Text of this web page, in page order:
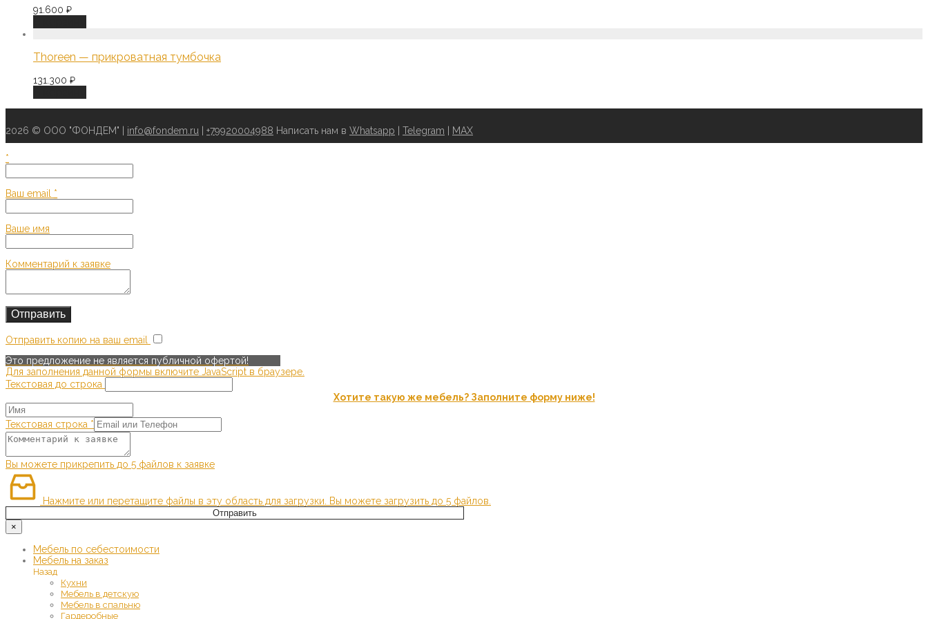
91.600 ₽
Thoreen — прикроватная тумбочка
131.300 ₽
2026 © ООО "ФОНДЕМ" | info@fondem.ru +79920004988 Написать нам в Whatsapp Telegram MAX
*
Ваш email *
Ваше имя
Комментарий к заявке
Отправить копию на ваш email
Это предложение не является публичной офертой!
Для заполнения данной формы включите JavaScript в браузере.
Текстовая до строка
Хотите такую же мебель? Заполните форму ниже!
Текстовая строка *
Вы можете прикрепить до 5 файлов к заявке
Нажмите или перетащите файлы в эту область для загрузки. Вы можете загрузить до 5 файлов.
Отправить
×
Мебель по себестоимости
Мебель на заказ
Назад
Кухни
Мебель в детскую
Мебель в спальню
Гардеробные